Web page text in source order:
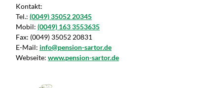
Kontakt:
Tel.: (0049) 35052 20345
Mobil: (0049) 163 3553635
Fax: (0049) 35052 20831
E-Mail: info@pension-sartor.de
Webseite: www.pension-sartor.de